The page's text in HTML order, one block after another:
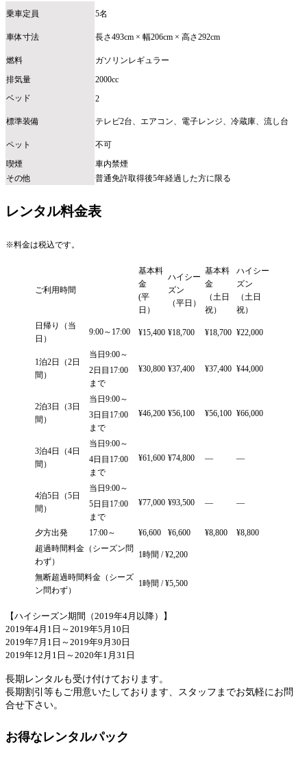
乗車定員 5名
車体寸法 長さ493cm × 幅206cm × 高さ292cm
燃料
ガソリンレギュラー
排気量
2000cc
ベッド
2
標準装備 テレビ2台、エアコン、電子レンジ、冷蔵庫、流し台
ペット
不可
喫煙
車内禁煙
その他
普通免許取得後5年経過した方に限る
レンタル料金表
※料金は税込です。
ご利用時間
基本料
金
(平
日）
ハイシー
ズン
（平日）
基本料
金
（土日
祝）
ハイシー
ズン
（土日
祝）
日帰り（当
日）
9:00～17:00 ¥15,400 ¥18,700 ¥18,700 ¥22,000
1泊2日（2日
間）
当日9:00～
¥30,800 ¥37,400 ¥37,400 ¥44,000
2日目17:00
まで
2泊3日（3日
間）
当日9:00～
¥46,200 ¥56,100 ¥56,100 ¥66,000
3日目17:00
まで
3泊4日（4日
間）
当日9:00～
¥61,600 ¥74,800 ― ―
4日目17:00
まで
4泊5日（5日
間）
当日9:00～
¥77,000 ¥93,500 ― ―
5日目17:00
まで
夕方出発
17:00～ ¥6,600 ¥6,600 ¥8,800
¥8,800
超過時間料金（シーズン問
わず）
1時間 / ¥2,200
無断超過時間料金（シーズ
ン問わず）
1時間 / ¥5,500
【ハイシーズン期間（2019年4月以降）】
2019年4月1日～2019年5月10日
2019年7月1日～2019年9月30日
2019年12月1日～2020年1月31日
長期レンタルも受け付けております。
長期割引等もご用意いたしております、スタッフまでお気軽にお問
合せ下さい。
お得なレンタルパック